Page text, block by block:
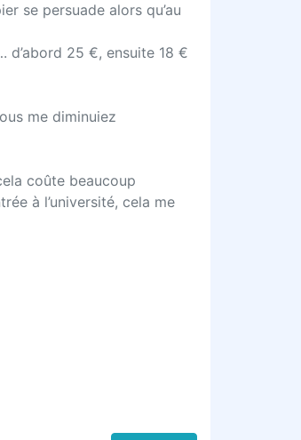
se persuade alors qu’au
d’abord 25 €, ensuite 18 €
me diminuiez
coûte beaucoup
à l’université, cela me